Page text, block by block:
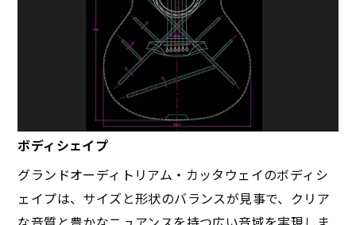
ボディシェイプ
グランドオーディトリアム・カッタウェイのボディシ
ェイプは、サイズと形状のバランスが見事で、クリア